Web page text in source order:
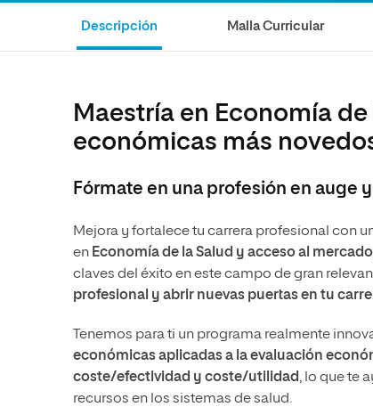
Artes
Ciencias Políticas y Relaciones
Humanidades
Diseño
Ciencias Criminológicas y de la
Marketing y Comunicación
Artes
Internacionales
Humanidades
Ciencias Sociales y del Trabajo
Seguridad
Descripción Malla Curricular
Maestría en Economía
económicas más
Fórmate en una profesión en auge
Mejora y fortalece tu carrera profesional con
en Economía de la Salud y acceso al
claves del éxito en este campo de gran
profesional y abrir nuevas puertas en tu
Tenemos para ti un programa realmente
económicas aplicadas a la evaluación
coste/efectividad y coste/utilidad, lo que te
recursos en los sistemas de salud.